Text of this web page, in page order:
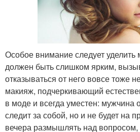
Особое внимание следует
должен быть слишком ярким,
отказываться от него вовсе тоже
макияж, подчеркивающий
в моде и всегда уместен: мужчина
следит за собой, но и не будет на
вечера размышлять над вопросом,